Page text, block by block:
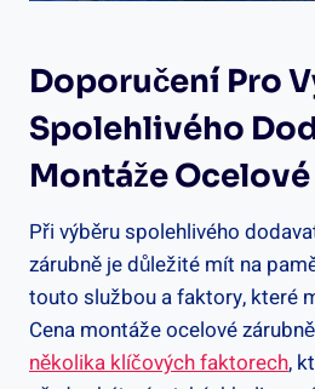
Doporučení Pro
Spolehlivého
Montáže
Při výběru spolehlivého
zárubně je důležité mít na
touto službou a faktory, které
Cena montáže ocelové
několika klíčových faktorech,